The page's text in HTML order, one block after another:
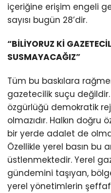
içeriğine erişim engeli
sayısı bugün 28’dir.
“BİLİYORUZ Kİ
SUSMAYACAĞIZ”
Tüm bu baskılara
gazetecilik suçu
özgürlüğü demokratik
olmazıdır. Halkın doğru
bir yerde adalet de
Özellikle yerel basın bu
üstlenmektedir. Yerel
gündemini taşıyan,
yerel yönetimlerin